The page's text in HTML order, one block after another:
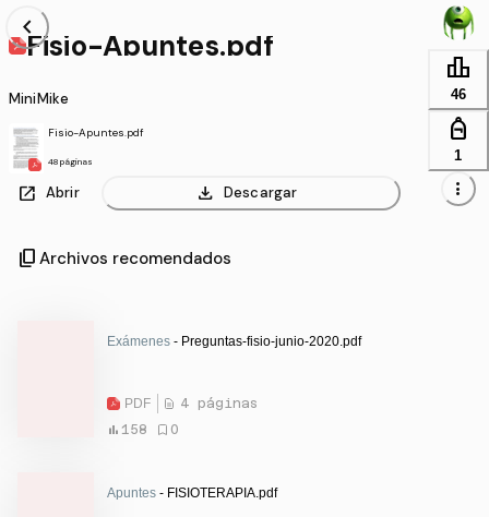
chevron_left
Fisio-Apuntes.pdf
MiniMike
Fisio-Apuntes.pdf
48 páginas
open_in_new Abrir download Descargar
leaderboard
46
personal_bag
1
more_vert
content_copy Archivos recomendados
Exámenes - Preguntas-fisio-junio-2020.pdf
PDF
4 páginas
158
0
Apuntes - FISIOTERAPIA.pdf